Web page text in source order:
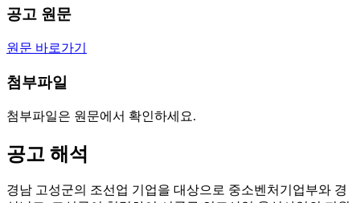
공고 원문
원문 바로가기
첨부파일
첨부파일은 원문에서 확인하세요.
공고 해석
경남 고성군의 조선업 기업을 대상으로 중소벤처기업부와 경